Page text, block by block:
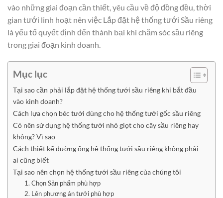
vào những giai đoạn cần thiết, yêu cầu về độ đồng đều, thời
gian tưới linh hoạt nên việc Lắp đặt hệ thống tưới Sầu riêng
là yếu tố quyết định đến thành bại khi chăm sóc sầu riêng
trong giai đoạn kinh doanh.
Mục lục
Tại sao cần phải lắp đặt hệ thống tưới sầu riêng khi bắt đầu
vào kinh doanh?
Cách lựa chọn béc tưới dùng cho hệ thống tưới gốc sầu riêng
Có nên sử dụng hệ thống tưới nhỏ giọt cho cây sầu riêng hay
không? Vì sao
Cách thiết kế đường ống hệ thống tưới sầu riêng không phải
ai cũng biết
Tại sao nên chọn hệ thống tưới sầu riêng của chúng tôi
1. Chọn Sản phẩm phù hợp
2. Lên phương án tưới phù hợp